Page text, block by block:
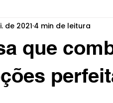
que
de 2021 4 min de leitura